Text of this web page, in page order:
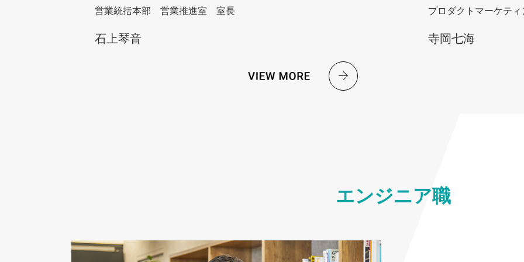
営業統括本部 営業推進室 室長
石上琴音
プロダクトマーケティ
寺岡七海
エンジニア職